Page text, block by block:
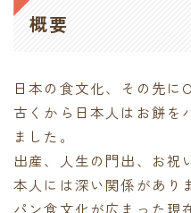
概要
日本の食文化、その先に
古くから日本人はお餅を
ました。
出産、人生の門出、お祝
本人には深い関係があり
パン食文化が広まった現